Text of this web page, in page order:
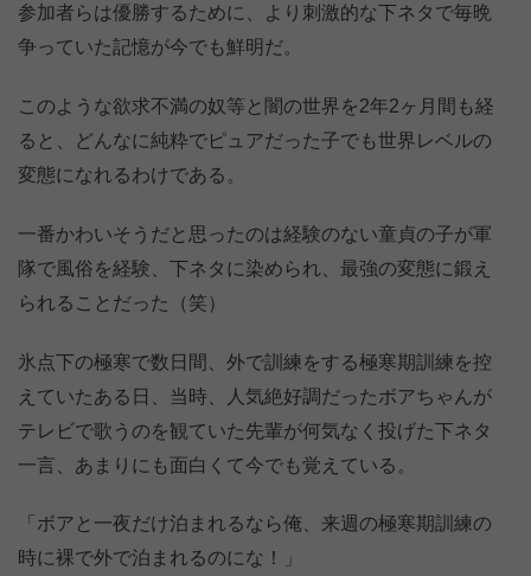
参加者らは優勝するために、より刺激的な下ネタで毎晩
争っていた記憶が今でも鮮明だ。
このような欲求不満の奴等と闇の世界を2年2ヶ月間も経
ると、どんなに純粋でピュアだった子でも世界レベルの
変態になれるわけである。
一番かわいそうだと思ったのは経験のない童貞の子が軍
隊で風俗を経験、下ネタに染められ、最強の変態に鍛え
られることだった（笑）
氷点下の極寒で数日間、外で訓練をする極寒期訓練を控
えていたある日、当時、人気絶好調だったボアちゃんが
テレビで歌うのを観ていた先輩が何気なく投げた下ネタ
一言、あまりにも面白くて今でも覚えている。
「ボアと一夜だけ泊まれるなら俺、来週の極寒期訓練の
時に裸で外で泊まれるのにな！」